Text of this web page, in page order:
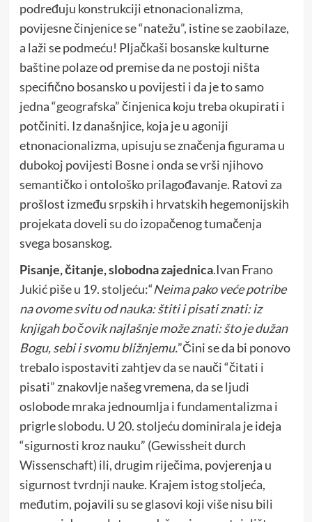
podređuju konstrukciji etnonacionalizma,
povijesne činjenice se “natežu”, istine se zaobilaze,
a laži se podmeću! Pljačkaši bosanske kulturne
baštine polaze od premise da ne postoji ništa
specifično bosansko u povijesti i da je to samo
jedna “geografska” činjenica koju treba okupirati i
potčiniti. Iz današnjice, koja je u agoniji
etnonacionalizma, upisuju se značenja figurama u
dubokoj povijesti Bosne i onda se vrši njihovo
semantičko i ontološko prilagođavanje. Ratovi za
prošlost između srpskih i hrvatskih hegemonijskih
projekata doveli su do izopačenog tumačenja
svega bosanskog.
Pisanje, čitanje, slobodna zajednica.Ivan Frano
Jukić piše u 19. stoljeću:“Neima pako veće potribe
na ovome svitu od nauka: štiti i pisati znati: iz
knjigah bo čovik najlašnje može znati: što je dužan
Bogu, sebi i svomu bližnjemu.”Čini se da bi ponovo
trebalo ispostaviti zahtjev da se nauči “čitati i
pisati” znakovlje našeg vremena, da se ljudi
oslobode mraka jednoumlja i fundamentalizma i
prigrle slobodu. U 20. stoljeću dominirala je ideja
“sigurnosti kroz nauku” (Gewissheit durch
Wissenschaft) ili, drugim riječima, povjerenja u
sigurnost tvrdnji nauke. Krajem istog stoljeća,
međutim, pojavili su se glasovi koji više nisu bili